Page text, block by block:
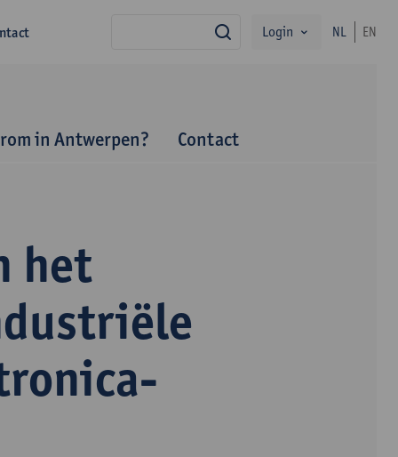
zoekLogin NL EN
in Antwerpen? Contact
het